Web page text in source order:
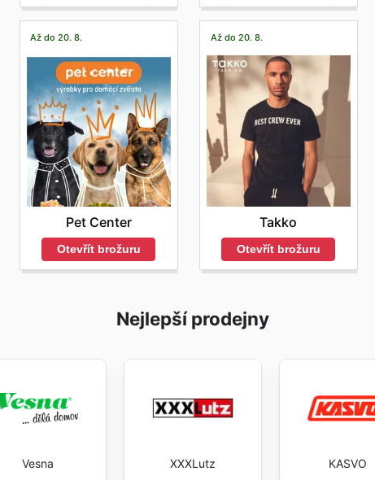
Až do 20. 8.
Pet Center
Otevřít brožuru
Až do 20. 8.
Takko
Otevřít brožuru
Nejlepší prodejny
Vesna XXXLutz KASVO